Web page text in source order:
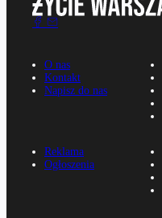
O nas
Kontakt
Napisz do nas
Reklama
Ogłoszenia